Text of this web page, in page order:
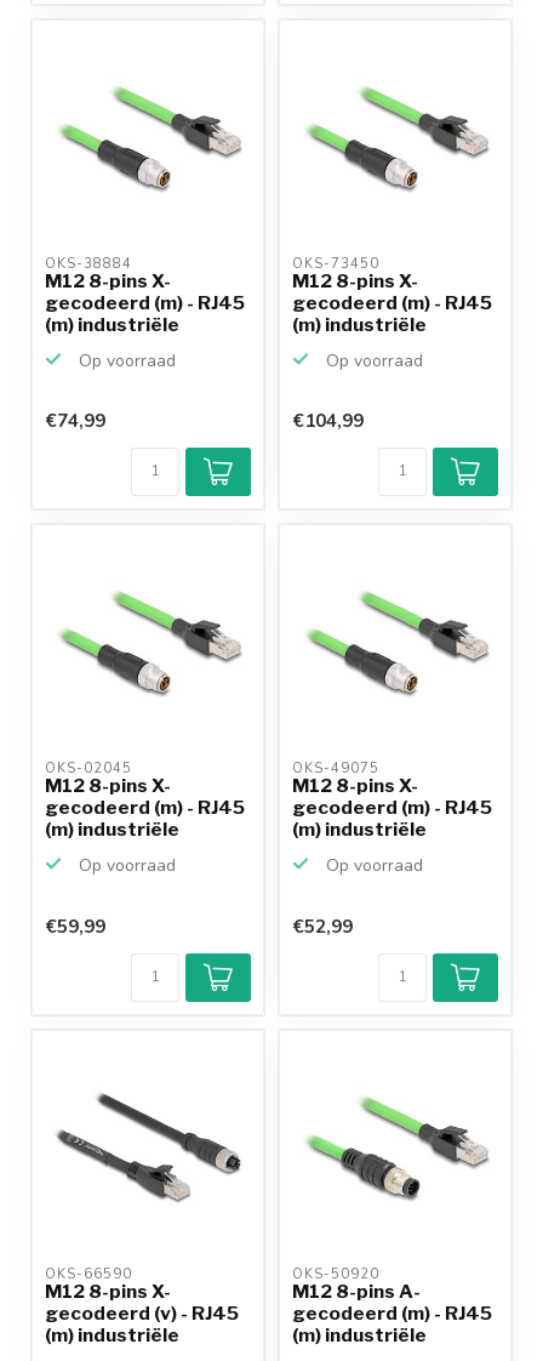
OKS-38884
M12 8-pins X-
gecodeerd (m) - RJ45
(m) industriële
Op voorraad
€74,99
OKS-73450
M12 8-pins X-
gecodeerd (m) - RJ45
(m) industriële
Op voorraad
Klantenbeoordeling
9,2/10
Achteraf
betalen mogelijk
€104,99
OKS-02045
M12 8-pins X-
gecodeerd (m) - RJ45
(m) industriële
Op voorraad
€59,99
OKS-49075
M12 8-pins X-
gecodeerd (m) - RJ45
(m) industriële
Op voorraad
€52,99
OKS-66590
M12 8-pins X-
gecodeerd (v) - RJ45
(m) industriële
OKS-50920
M12 8-pins A-
gecodeerd (m) - RJ45
(m) industriële